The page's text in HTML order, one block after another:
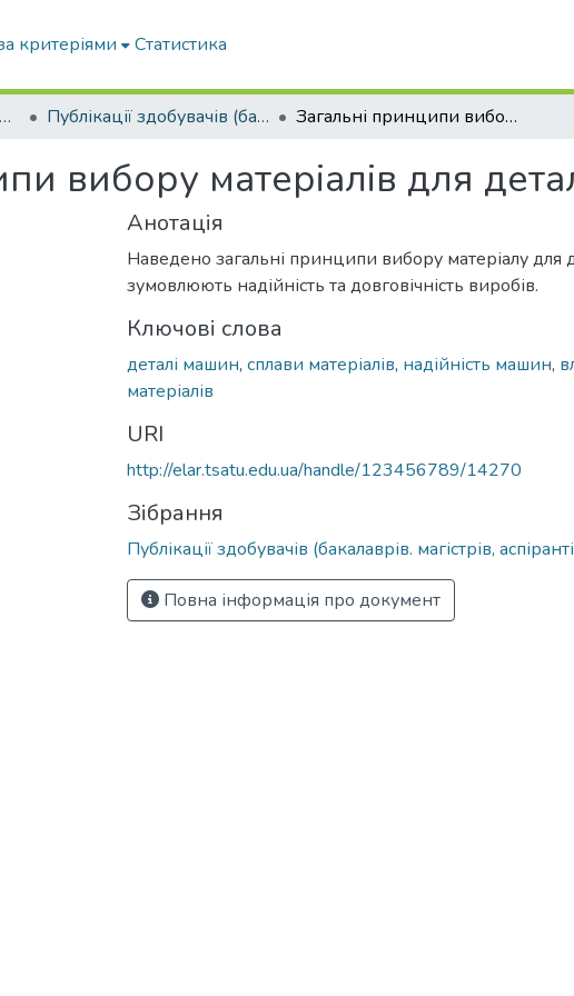
критеріями Статистика
Конференції, збірки, публікації молодих вчених і здобувачів : магістрів, бакалаврів, аспірантів. Публікації здобувачів (бакалаврів. магістрів, аспірантів) Загальні принципи вибору матеріалів для деталей машин
вибору матеріалів для
Анотація
Наведено загальні принципи вибору матеріалу для
зумовлюють надійність та довговічність виробів.
Ключові слова
деталі машин, сплави матеріалів, надійність машин,
матеріалів
URI
http://elar.tsatu.edu.ua/handle/123456789/14270
Зібрання
Публікації здобувачів (бакалаврів. магістрів,
Повна інформація про документ